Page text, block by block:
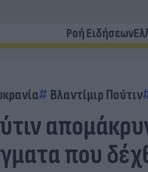
Ροή Ειδήσεων
Βλαντίμιρ Πούτιν
που